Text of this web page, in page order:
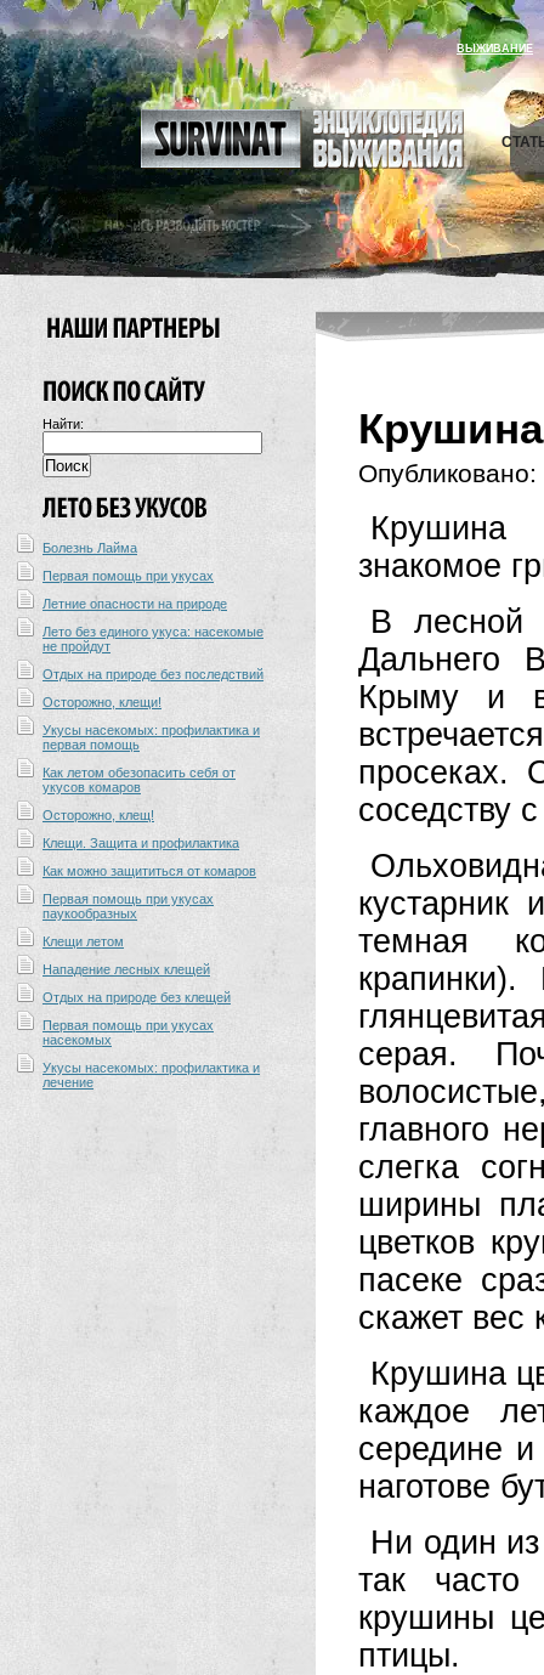
ВЫЖИВАНИЕ
Найти:
Болезнь Лайма
Первая помощь при укусах
Летние опасности на природе
Лето без единого укуса: насекомые
не пройдут
Отдых на природе без последствий
Осторожно, клещи!
Укусы насекомых: профилактика и
первая помощь
Как летом обезопасить себя от
укусов комаров
Осторожно, клещ!
Клещи. Защита и профилактика
Как можно защититься от комаров
Первая помощь при укусах
паукообразных
Клещи летом
Нападение лесных клещей
Отдых на природе без клещей
Первая помощь при укусах
насекомых
Укусы насекомых: профилактика и
лечение
Крушина
Опубликовано:
Крушина
знакомое
В лесной
Дальнего
Крыму и в
просеках.
соседству
темная
серая.
главного
слегка
ширины
цветков
пасеке
скажет вес
Крушина
каждое
середине
наготове
Ни один из
так
крушины
птицы.